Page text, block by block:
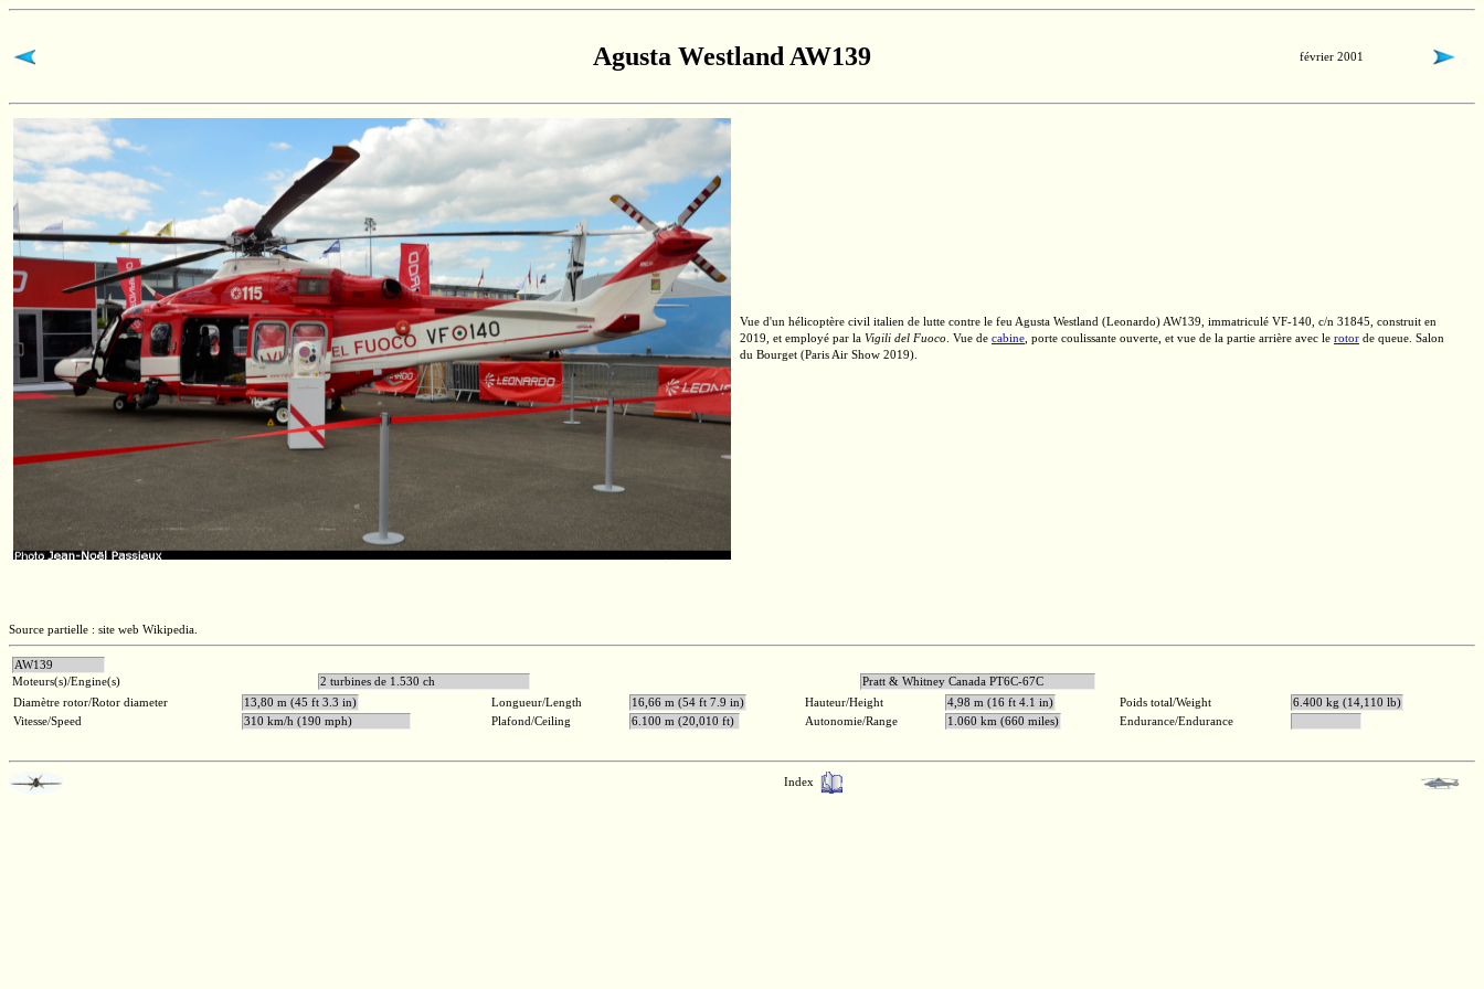
Agusta Westland AW139 février 2001
Vue d'un hélicoptère civil italien de lutte contre le feu Agusta Westland (Leonardo) AW139, immatriculé VF-140, c/n 31845, construit en
2019, et employé par la Vigili del Fuoco . Vue de cabine , porte coulissante ouverte, et vue de la partie arrière avec le rotor de queue. Salon
du Bourget (Paris Air Show 2019).
Source partielle : site web Wikipedia.
AW139
Moteurs(s)/Engine(s)
2 turbines de 1.530 ch
Pratt & Whitney Canada PT6C-67C
Diamètre rotor/Rotor diameter
13,80 m (45 ft 3.3 in) Longueur/Length 16,66 m (54 ft 7.9 in) Hauteur/Height 4,98 m (16 ft 4.1 in) Poids total/Weight
6.400 kg (14,110 lb)
Vitesse/Speed
310 km/h (190 mph) Plafond/Ceiling 6.100 m (20,010 ft) Autonomie/Range 1.060 km (660 miles) Endurance/Endurance
Index